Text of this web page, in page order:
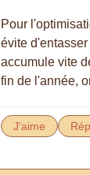
Pour
évite
accumule vite
fin de l'année,
J'aime